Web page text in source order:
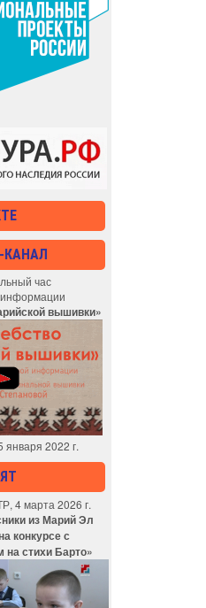
КАНАЛ
час
вышивки»
января 2022 г.
4 марта 2026 г.
из Марий Эл
конкурсе с
стихи Барто»